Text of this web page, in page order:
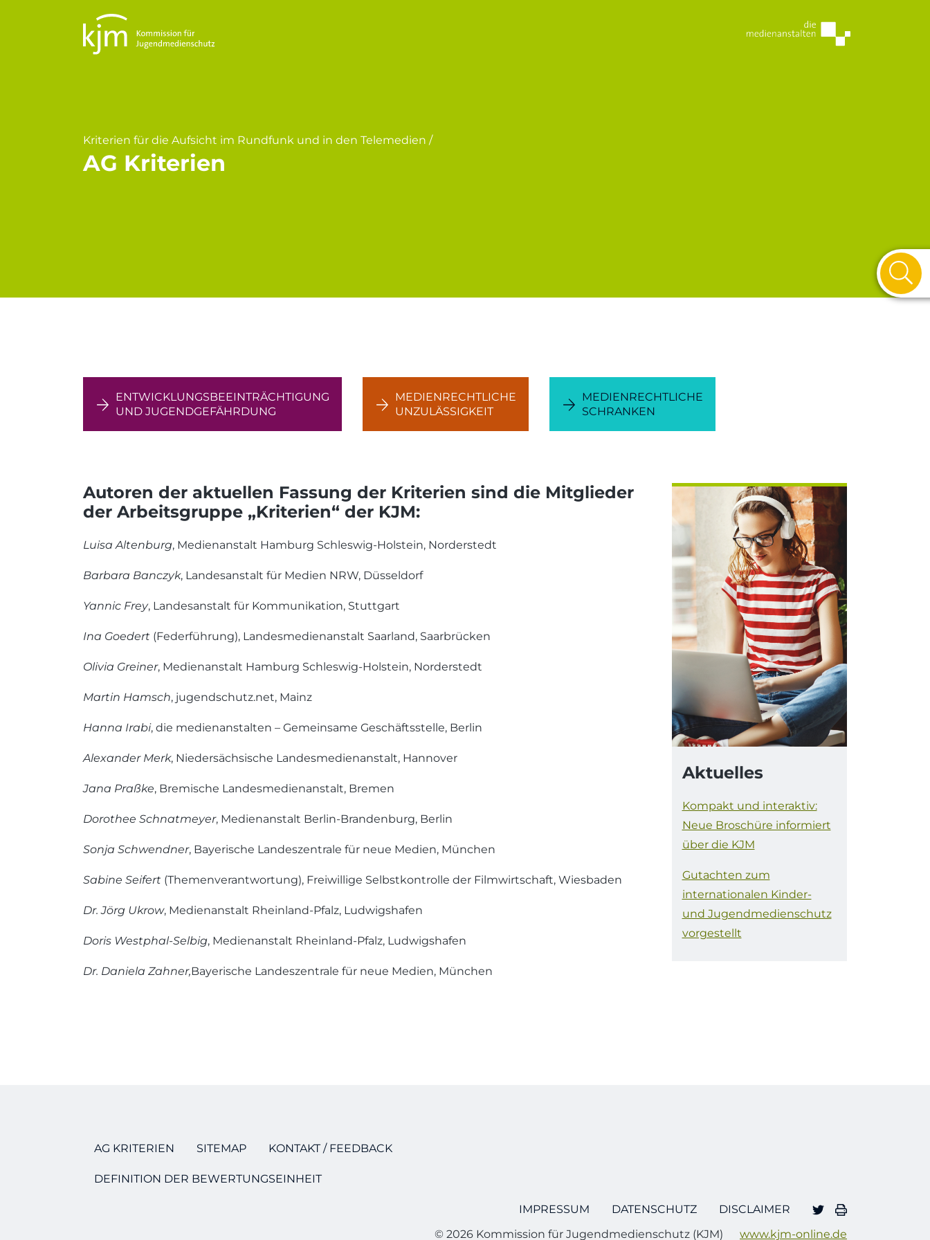
Kriterien für die Aufsicht im Rundfunk und in den Telemedien /
AG Kriterien
ENTWICKLUNGSBEEINTRÄCHTIGUNG
UND JUGENDGEFÄHRDUNG
MEDIENRECHTLICHE
UNZULÄSSIGKEIT
MEDIENRECHTLICHE
SCHRANKEN
Autoren der aktuellen Fassung der Kriterien sind die Mitglieder
der Arbeitsgruppe „Kriterien“ der KJM:
Luisa Altenburg, Medienanstalt Hamburg Schleswig-Holstein, Norderstedt
Barbara Banczyk, Landesanstalt für Medien NRW, Düsseldorf
Yannic Frey, Landesanstalt für Kommunikation, Stuttgart
Ina Goedert (Federführung), Landesmedienanstalt Saarland, Saarbrücken
Olivia Greiner, Medienanstalt Hamburg Schleswig-Holstein, Norderstedt
Martin Hamsch, jugendschutz.net, Mainz
Hanna Irabi, die medienanstalten – Gemeinsame Geschäftsstelle, Berlin
Alexander Merk, Niedersächsische Landesmedienanstalt, Hannover
Jana Praßke, Bremische Landesmedienanstalt, Bremen
Dorothee Schnatmeyer, Medienanstalt Berlin-Brandenburg, Berlin
Sonja Schwendner, Bayerische Landeszentrale für neue Medien, München
Sabine Seifert (Themenverantwortung), Freiwillige Selbstkontrolle der Filmwirtschaft, Wiesbaden
Dr. Jörg Ukrow, Medienanstalt Rheinland-Pfalz, Ludwigshafen
Doris Westphal-Selbig, Medienanstalt Rheinland-Pfalz, Ludwigshafen
Dr. Daniela Zahner,Bayerische Landeszentrale für neue Medien, München
Aktuelles
Kompakt und interaktiv:
Neue Broschüre informiert
über die KJM
Gutachten zum
internationalen Kinder-
und Jugendmedienschutz
vorgestellt
AG KRITERIEN SITEMAP KONTAKT / FEEDBACK
DEFINITION DER BEWERTUNGSEINHEIT
IMPRESSUM DATENSCHUTZ
DISCLAIMER
© 2026 Kommission für Jugendmedienschutz (KJM)
www.kjm-online.de